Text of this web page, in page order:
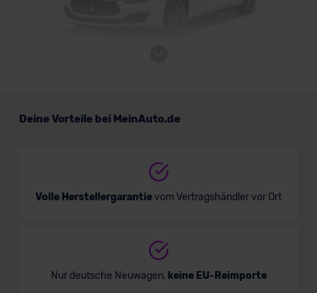
Deine Vorteile bei MeinAuto.de
Volle Herstellergarantievom Vertragshändler vor Ort
Nur deutsche Neuwagen, keine EU-Reimporte